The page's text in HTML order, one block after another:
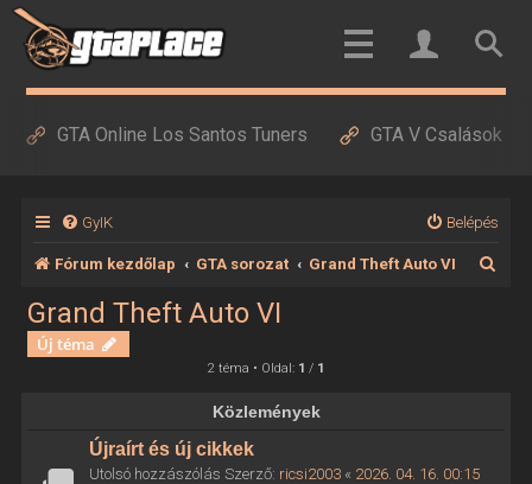
GTA Online Los Santos Tuners GTA V Csalások
GyIK Belépés
Fórum kezdőlap GTA sorozat Grand Theft Auto VI
Grand Theft Auto VI
Új téma
2 téma • Oldal: 1 / 1
Közlemények
Újraírt és új cikkek
Utolsó hozzászólás Szerző: ricsi2003« 2026. 04. 16. 00:15